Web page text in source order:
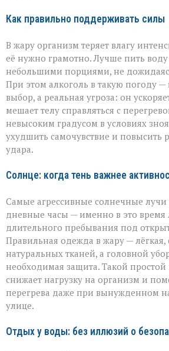
Как правильно поддерживать силы
В жару организм теряет влагу
её нужно грамотно. Лучше пить воду
небольшими порциями, не
При этом алкоголь в такую погоду
выбор, а реальная угроза: он
мешает телу справляться с
невысоким градусом в условиях
ухудшить самочувствие и повысить
удара.
Солнце: когда тень важнее
Самые агрессивные солнечные лучи
дневные часы — именно в это время
длительного пребывания под
Правильная одежда в жару — лёгкая,
натуральных тканей, а головной
необходимая защита. Такой
снижает нагрузку на организм и
перегрева даже при вынужденном
улице.
Отдых у воды: без иллюзий о